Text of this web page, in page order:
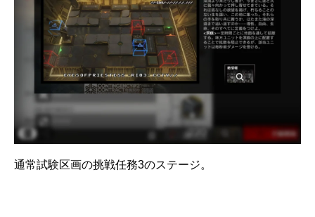
通常試験区画の挑戦任務3のステージ。